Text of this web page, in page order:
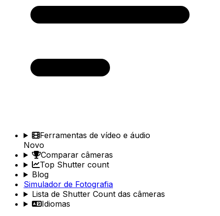
Ferramentas de vídeo e áudio
Novo
Comparar câmeras
Top Shutter count
Blog
Simulador de Fotografia
Lista de Shutter Count das câmeras
Idiomas